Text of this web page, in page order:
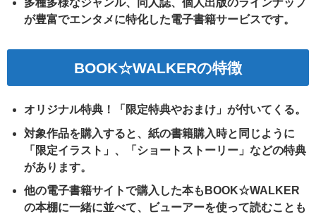
が豊富でエンタメに特化した電子書籍サービスです。
BOOK☆WALKERの特徴
オリジナル特典！「限定特典やおまけ」が付いてくる。
対象作品を購入すると、紙の書籍購入時と同じように
「限定イラスト」、「ショートストーリー」などの特典
があります。
他の電子書籍サイトで購入した本もBOOK☆WALKER
の本棚に一緒に並べて、ビューアーを使って読むことも